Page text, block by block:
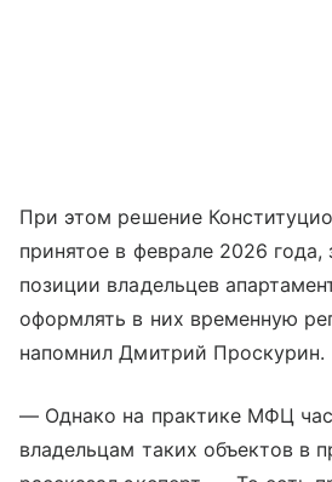
При этом решение
принятое в феврале 2026 года,
позиции владельцев
оформлять в них временную
напомнил Дмитрий Проскурин.
— Однако на практике МФЦ
владельцам таких объектов в